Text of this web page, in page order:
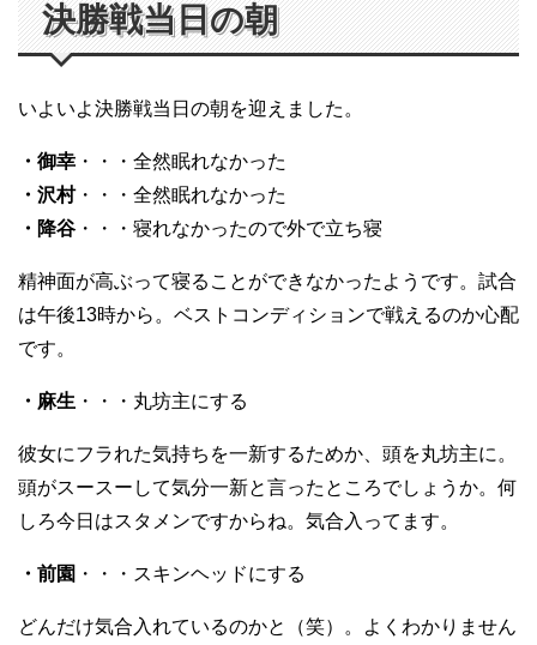
決勝戦当日の朝
いよいよ決勝戦当日の朝を迎えました。
・御幸 ・・・全然眠れなかった
・沢村・・・全然眠れなかった
・降谷 ・・・寝れなかったので外で立ち寝
精神面が高ぶって寝ることができなかったようです。試合
は午後13時から。ベストコンディションで戦えるのか心配
です。
・麻生 ・・・丸坊主にする
彼女にフラれた気持ちを一新するためか、頭を丸坊主に。
頭がスースーして気分一新と言ったところでしょうか。何
しろ今日はスタメンですからね。気合入ってます。
・前園 ・・・スキンヘッドにする
どんだけ気合入れているのかと（笑）。よくわかりません